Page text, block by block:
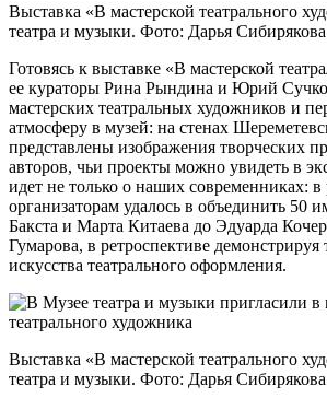
Выставка «В мастерской театрального
театра и музыки. Фото: Дарья Сибирякова
Готовясь к выставке «В мастерской
ее кураторы Рина Рындина и Юрий
мастерских театральных художников и
атмосферу в музей: на стенах
представлены изображения творческих
авторов, чьи проекты можно увидеть в
идет не только о наших современниках: в
организаторам удалось в объединить 50
Бакста и Марта Китаева до Эдуарда
Гумарова, в ретроспективе
искусства театрального оформления.
Выставка «В мастерской театрального
театра и музыки. Фото: Дарья Сибирякова